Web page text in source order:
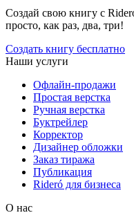
Создай свою книгу с
просто, как раз, два, три!
Создать книгу бесплатно
Наши услуги
Офлайн-продажи
Простая верстка
Ручная верстка
Буктрейлер
Корректор
Дизайнер обложки
Заказ тиража
Публикация
Rideró для бизнеса
О нас